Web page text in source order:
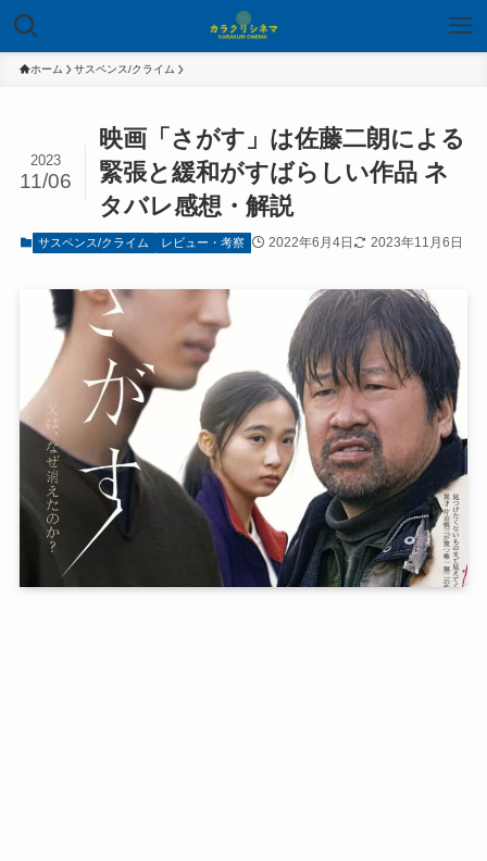
ホーム サスペンス/クライム
映画「さがす」は佐藤二朗による
緊張と緩和がすばらしい作品 ネ
タバレ感想・解説
2023
11/06
サスペンス/クライム レビュー・考察 2022年6月4日 2023年11月6日